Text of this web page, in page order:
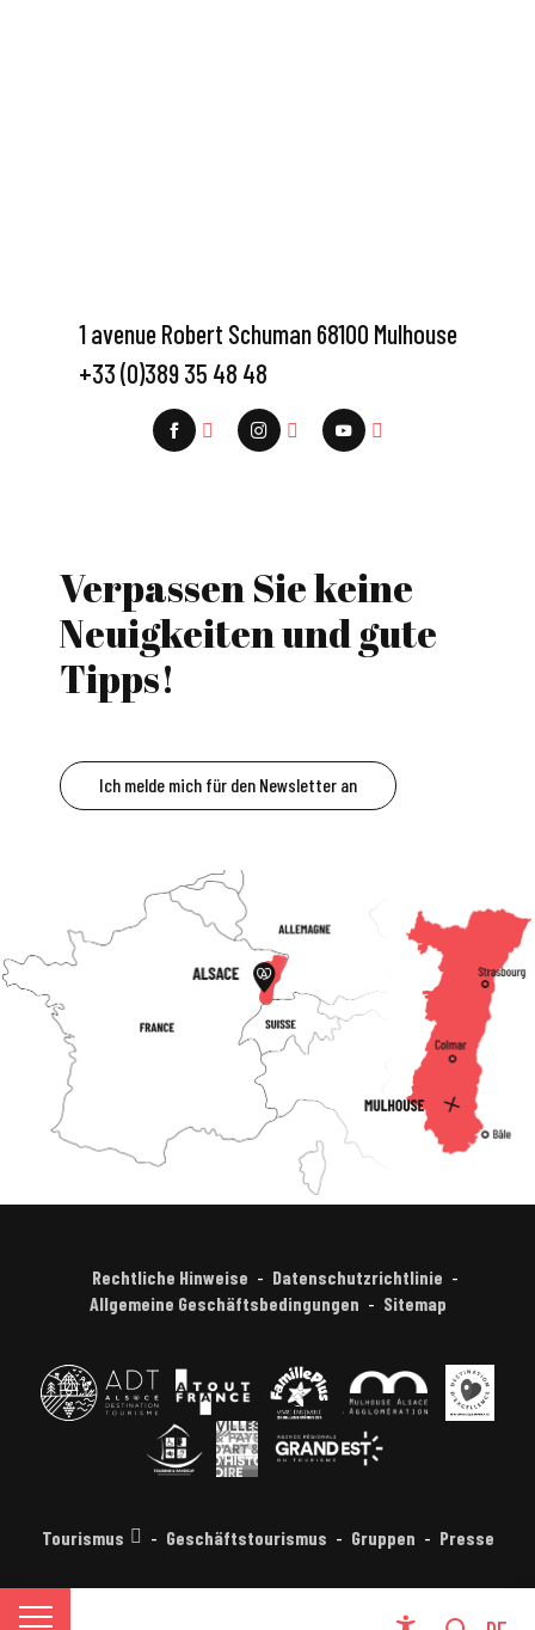
FR
1 avenue Robert Schuman 68100 Mulhouse
+33 (0)389 35 48 48
Verpassen Sie keine
Neuigkeiten und gute
Tipps!
Ich melde mich für den Newsletter an
Rechtliche Hinweise
Datenschutzrichtlinie
Allgemeine Geschäftsbedingungen
Sitemap
Tourismus Geschäftstourismus Gruppen Presse